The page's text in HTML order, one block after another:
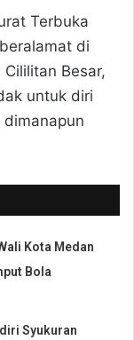
Terbuka
di
Besar,
untuk diri
Kota Medan
Bola
Syukuran